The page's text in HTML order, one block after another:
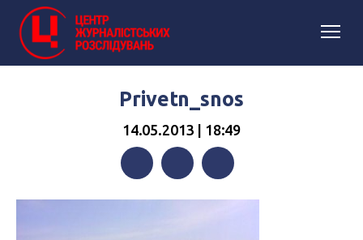
Privetn_snos
14.05.2013 | 18:49